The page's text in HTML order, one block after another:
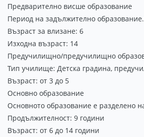
Предварително висше образование
Период на задължително образование.
Възраст за влизане: 6
Изходна възраст: 14
Предучилищно/предучилищно
Тип училище: Детска градина,
Възраст: от 3 до 5
Основно образование
Основното образование е разделено
Продължителност: 9 години
Възраст: от 6 до 14 години